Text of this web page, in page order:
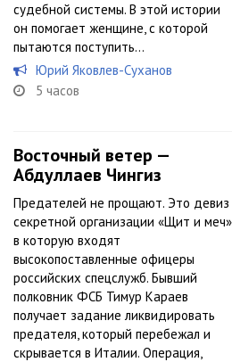
судебной системы. В этой истории
он помогает женщине, с которой
пытаются поступить...
Юрий Яковлев-Суханов
5 часов
Восточный ветер —
Абдуллаев Чингиз
Предателей не прощают. Это девиз
секретной организации «Щит и
в которую входят
высокопоставленные офицеры
российских спецслужб. Бывший
полковник ФСБ Тимур Караев
получает задание ликвидировать
предателя, который перебежал и
скрывается в Италии. Операция,